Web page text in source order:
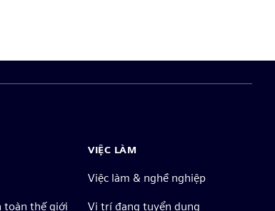
toàn thế giới
VIỆC LÀM
Việc làm & nghề nghiệp
Vị trí đang tuyển dụng